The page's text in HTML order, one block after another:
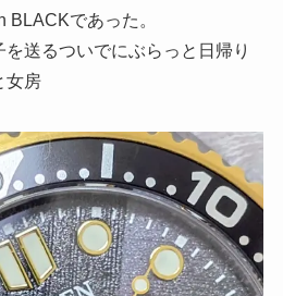
BLACKであった。
送るついでにぶらっと日帰り
女房